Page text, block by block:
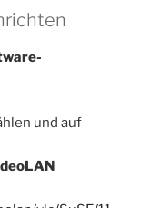
und auf